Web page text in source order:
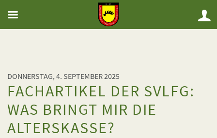
DONNERSTAG, 4. SEPTEMBER 2025
FACHARTIKEL DER SVLFG:
WAS BRINGT MIR DIE
ALTERSKASSE?